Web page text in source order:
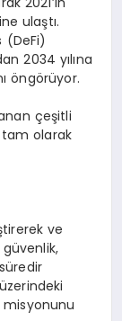
ulaştı.
(DeFi)
2034 yılına
öngörüyor.
çeşitli
olarak
ve